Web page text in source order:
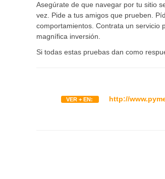
Asegúrate de que navegar por tu sitio
vez. Pide a tus amigos que prueben.
comportamientos. Contrata un servicio
magnífica inversión.
Si todas estas pruebas dan como
VER + EN: http://